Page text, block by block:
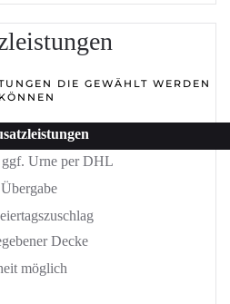
DIE GEWÄHLT WERDEN
KÖNNEN
Urne per DHL
Decke
möglich